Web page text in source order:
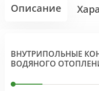
Описание
ВНУТРИПОЛЬНЫЕ
ВОДЯНОГО